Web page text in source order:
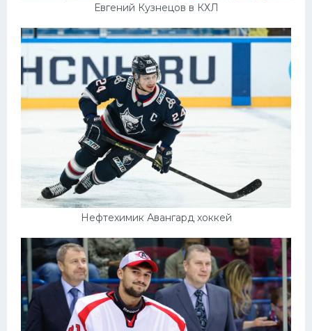
Евгений Кузнецов в КХЛ
Нефтехимик Авангард хоккей